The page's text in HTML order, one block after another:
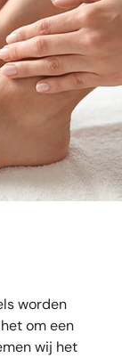
worden
om een
wij het